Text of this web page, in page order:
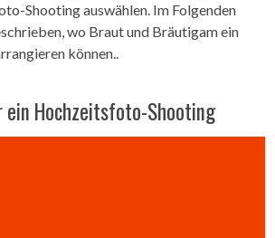
Shooting auswählen. Im Folgenden
wo Braut und Bräutigam ein
können..
ein Hochzeitsfoto-Shooting